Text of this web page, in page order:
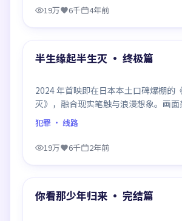
19万 6千 4年前
精选
半生缘起半生灭 · 终极篇
2024 年首映即在日本本土口碑爆棚的
灭》，融合现实笔触与浪漫想象。画
奏拿捏到位，是当年话题度居高不下的
犯罪 · 线路
19万 6千 2年前
精选
你看那少年归来 · 完结篇